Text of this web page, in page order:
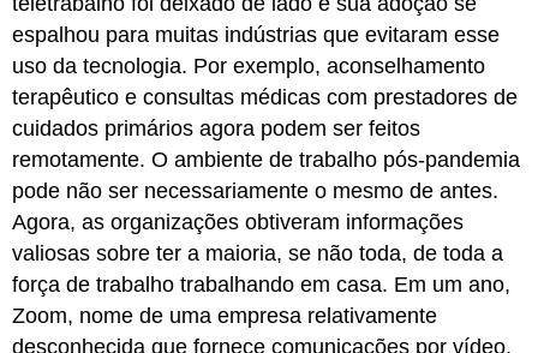
espalhou para muitas indústrias que evitaram esse
uso da tecnologia. Por exemplo, aconselhamento
terapêutico e consultas médicas com prestadores de
cuidados primários agora podem ser feitos
remotamente. O ambiente de trabalho pós-pandemia
pode não ser necessariamente o mesmo de antes.
Agora, as organizações obtiveram informações
valiosas sobre ter a maioria, se não toda, de toda a
força de trabalho trabalhando em casa. Em um ano,
Zoom, nome de uma empresa relativamente
desconhecida que fornece comunicações por vídeo,